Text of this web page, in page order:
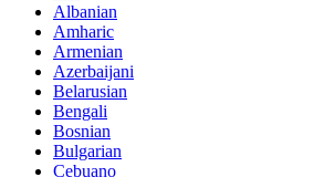
Albanian
Amharic
Armenian
Azerbaijani
Belarusian
Bengali
Bosnian
Bulgarian
Cebuano